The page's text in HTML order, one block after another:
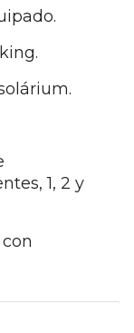
1, 2 y